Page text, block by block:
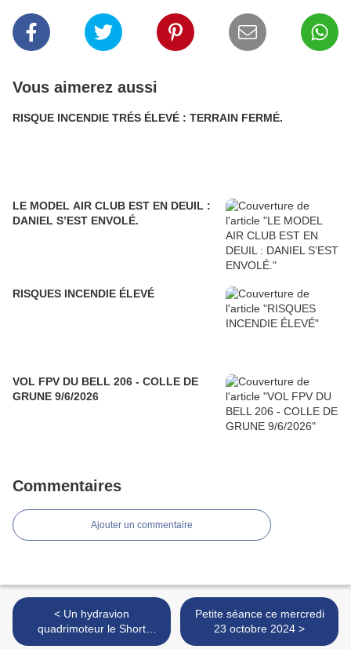
Vous aimerez aussi
RISQUE INCENDIE TRÉS ÉLEVÉ : TERRAIN FERMÉ.
LE MODEL AIR CLUB EST EN DEUIL :
DANIEL S’EST ENVOLÉ.
RISQUES INCENDIE ÉLEVÉ
VOL FPV DU BELL 206 - COLLE DE
GRUNE 9/6/2026
Commentaires
Ajouter un commentaire
< Un hydravion
quadrimoteur le Short
Sunderland
Petite séance ce mercredi
23 octobre 2024 >